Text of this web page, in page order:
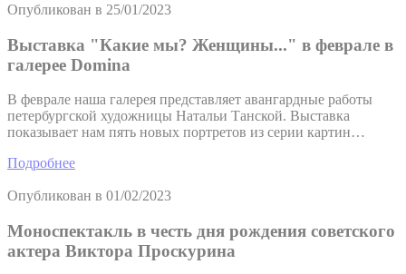
Опубликован в 25/01/2023
Выставка "Какие мы? Женщины..." в феврале в
галерее Domina
В феврале наша галерея представляет авангардные работы
петербургской художницы Натальи Танской. Выставка
показывает нам пять новых портретов из серии картин…
Подробнее
Опубликован в 01/02/2023
Моноспектакль в честь дня рождения советского
актера Виктора Проскурина